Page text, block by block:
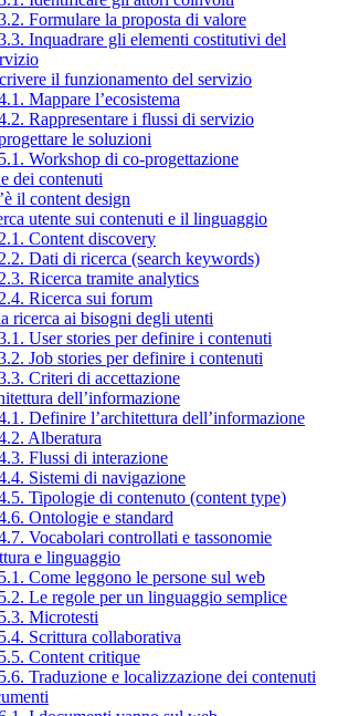
Formulare la proposta di valore
Inquadrare gli elementi costitutivi del
il funzionamento del servizio
Mappare l’ecosistema
Rappresentare i flussi di servizio
le soluzioni
Workshop di co-progettazione
dei contenuti
il content design
utente sui contenuti e il linguaggio
Content discovery
Dati di ricerca (search keywords)
Ricerca tramite analytics
Ricerca sui forum
ricerca ai bisogni degli utenti
User stories per definire i contenuti
Job stories per definire i contenuti
Criteri di accettazione
dell’informazione
Definire l’architettura dell’informazione
Alberatura
Flussi di interazione
Sistemi di navigazione
Tipologie di contenuto (content type)
Ontologie e standard
Vocabolari controllati e tassonomie
e linguaggio
Come leggono le persone sul web
Le regole per un linguaggio semplice
Microtesti
Scrittura collaborativa
Content critique
Traduzione e localizzazione dei contenuti